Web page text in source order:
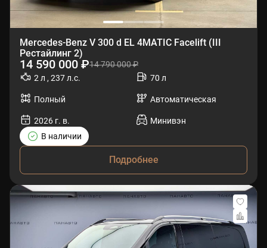
Mercedes-Benz V 300 d EL 4MATIC Facelift (III
Рестайлинг 2)
14 590 000 ₽14 790 000 ₽
2 л , 237 л.с.
70 л
Полный Автоматическая
2026 г. в.
Минивэн
В наличии
Подробнее